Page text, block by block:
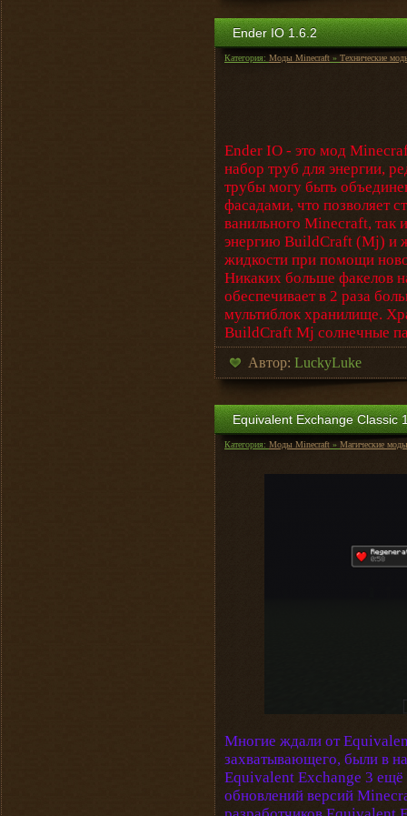
Ender IO 1.6.2
Категория: Моды Minecraft » Технические
Ender IO - это мод
набор труб для энергии,
трубы могу быть
фасадами, что позволяет
ванильного Minecraft, так
энергию BuildCraft (Mj) и
жидкости при помощи
Никаких больше факелов
обеспечивает в 2 раза
мультиблок хранилище.
BuildCraft Mj солнечные
Автор: LuckyLuke
Equivalent Exchange Classic
Категория: Моды Minecraft » Магические моды
Многие ждали от
захватывающего, были в
Equivalent Exchange 3 ещё
обновлений версий